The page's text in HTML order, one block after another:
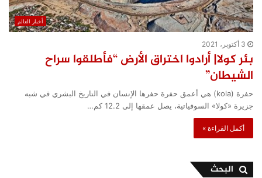
أخبار العالم
3 أكتوبر، 2021
بئر كولا| أرادوا اختراق الأرض “فأطلقوا سراح
الشيطان”
حفرة (kola) هي أعمق حفرة حفرها الإنسان في التاريخ البشري في شبه
جزيرة «كولا» السوفياتية، يصل عمقها إلى 12.2 كم…
أكمل القراءة »
البحث